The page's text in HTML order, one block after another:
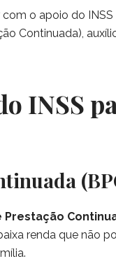
o apoio do
Continuada),
INSS
Prestação
renda que não